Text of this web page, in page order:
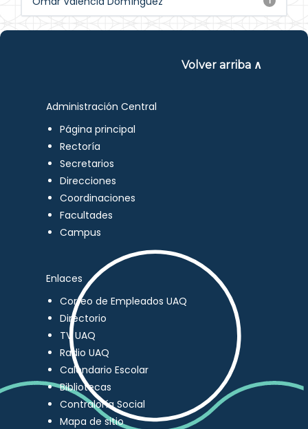
Volver arriba ∧
Administración Central
Página principal
Rectoría
Secretarios
Direcciones
Coordinaciones
Facultades
Campus
Enlaces
Correo de Empleados UAQ
Directorio
TV UAQ
Radio UAQ
Calendario Escolar
Bibliotecas
Contraloría Social
Mapa de sitio